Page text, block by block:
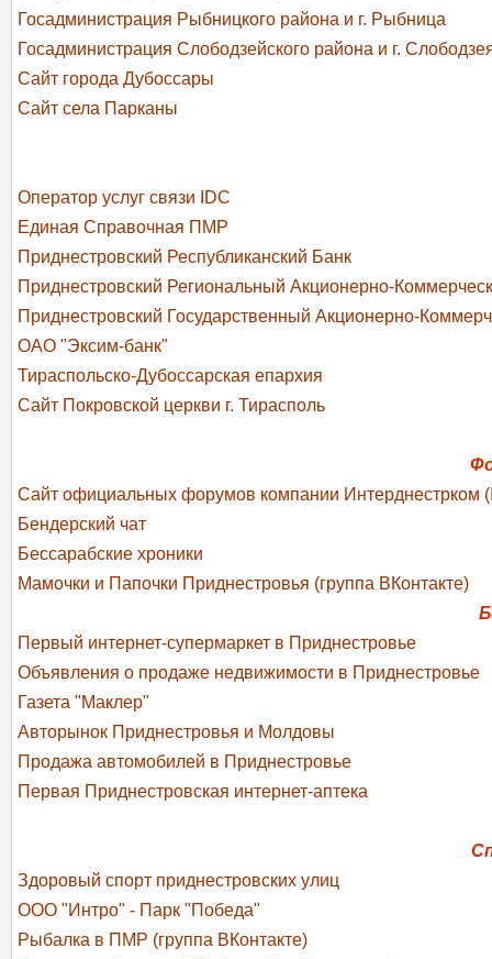
Госадминистрация Рыбницкого района и г. Рыбница
Госадминистрация Слободзейского района и г.
Сайт города Дубоссары
Сайт села Парканы
Оператор услуг связи IDC
Единая Справочная ПМР
Приднестровский Республиканский Банк
Приднестровский Региональный Акционерно-
Приднестровский Государственный Акционерно-
ОАО "Эксим-банк"
Тираспольско-Дубоссарская епархия
Сайт Покровской церкви г. Тирасполь
Сайт официальных форумов компании Интерднестрком
Бендерский чат
Бессарабские хроники
Мамочки и Папочки Приднестровья (группа ВКонтакте)
Первый интернет-супермаркет в Приднестровье
Объявления о продаже недвижимости в Приднестровье
Газета "Маклер"
Авторынок Приднестровья и Молдовы
Продажа автомобилей в Приднестровье
Первая Приднестровская интернет-аптека
Здоровый спорт приднестровских улиц
ООО "Интро" - Парк "Победа"
Рыбалка в ПМР (группа ВКонтакте)